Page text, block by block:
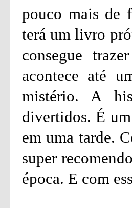
pouco mais de
terá um livro
consegue
acontece até
mistério. A
divertidos. É
em uma tarde.
super
época. E com